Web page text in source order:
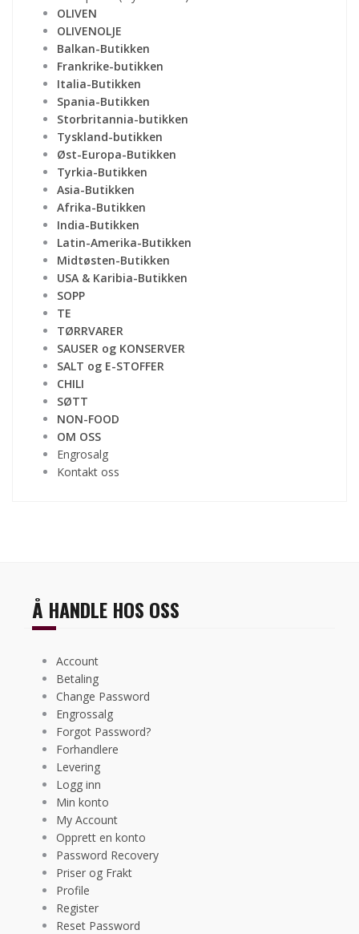
OLIVEN
OLIVENOLJE
Balkan-Butikken
Frankrike-butikken
Italia-Butikken
Spania-Butikken
Storbritannia-butikken
Tyskland-butikken
Øst-Europa-Butikken
Tyrkia-Butikken
Asia-Butikken
Afrika-Butikken
India-Butikken
Latin-Amerika-Butikken
Midtøsten-Butikken
USA & Karibia-Butikken
SOPP
TE
TØRRVARER
SAUSER og KONSERVER
SALT og E-STOFFER
CHILI
SØTT
NON-FOOD
OM OSS
Engrosalg
Kontakt oss
Å HANDLE HOS OSS
Account
Betaling
Change Password
Engrossalg
Forgot Password?
Forhandlere
Levering
Logg inn
Min konto
My Account
Opprett en konto
Password Recovery
Priser og Frakt
Profile
Register
Reset Password